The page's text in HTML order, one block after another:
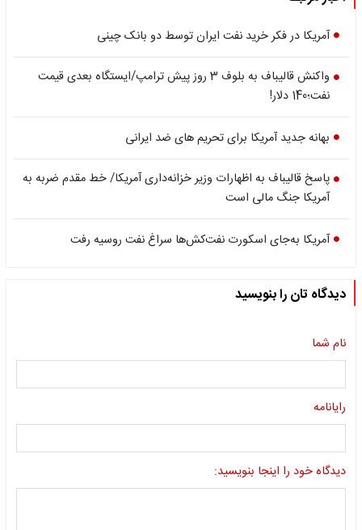
آمریکا در فکر خرید نفت ایران توسط دو بانک چینی
واکنش قالیباف به بلوف 3 روز پیش ترامپ/ایستگاه بعدی قیمت
نفت؛140 دلار!
بهانه جدید آمریکا برای تحریم های ضد ایرانی
پاسخ قالیباف به اظهارات وزیر خزانه‌داری آمریکا/ خط مقدم ضربه به
آمریکا جنگ مالی است
آمریکا به‌جای اسکورت نفت‌کش‌ها سراغ نفت روسیه رفت
دیدگاه تان را بنویسید
نام شما
رایانامه
دیدگاه خود را اینجا بنویسید: